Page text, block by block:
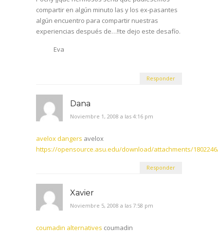
compartir en algún minuto las y los ex-pasantes
algún encuentro para compartir nuestras
experiencias después de…!!te dejo este desafío.
Eva
Responder
Dana
Noviembre 1, 2008 a las 4:16 pm
avelox dangers avelox
https://opensource.asu.edu/download/attachments/
Responder
Xavier
Noviembre 5, 2008 a las 7:58 pm
coumadin alternatives coumadin